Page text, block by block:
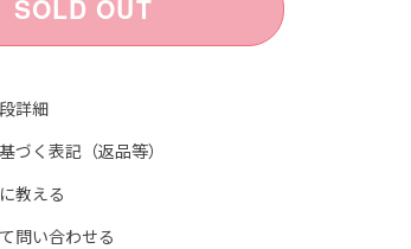
詳細
づく表記（返品等）
教える
問い合わせる